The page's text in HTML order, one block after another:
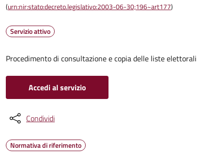
(urn:nir:stato:decreto.legislativo:2003-06-30;196~art177)
Servizio attivo
Procedimento di consultazione e copia delle liste elettorali
Accedi al servizio
Condividi
Normativa di riferimento